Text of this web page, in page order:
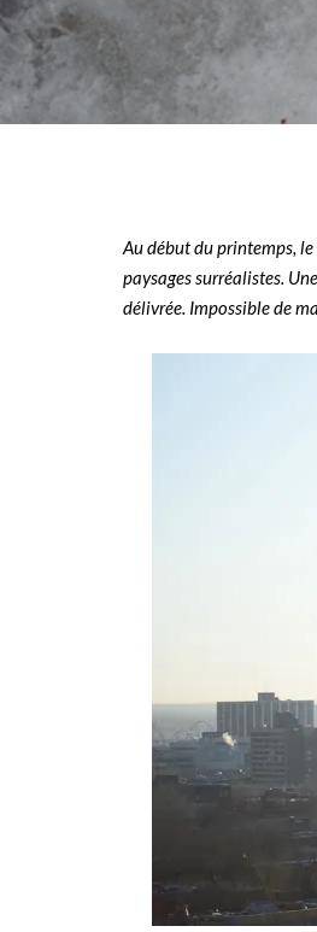
Au début du printemps, le
paysages surréalistes.
délivrée. Impossible de